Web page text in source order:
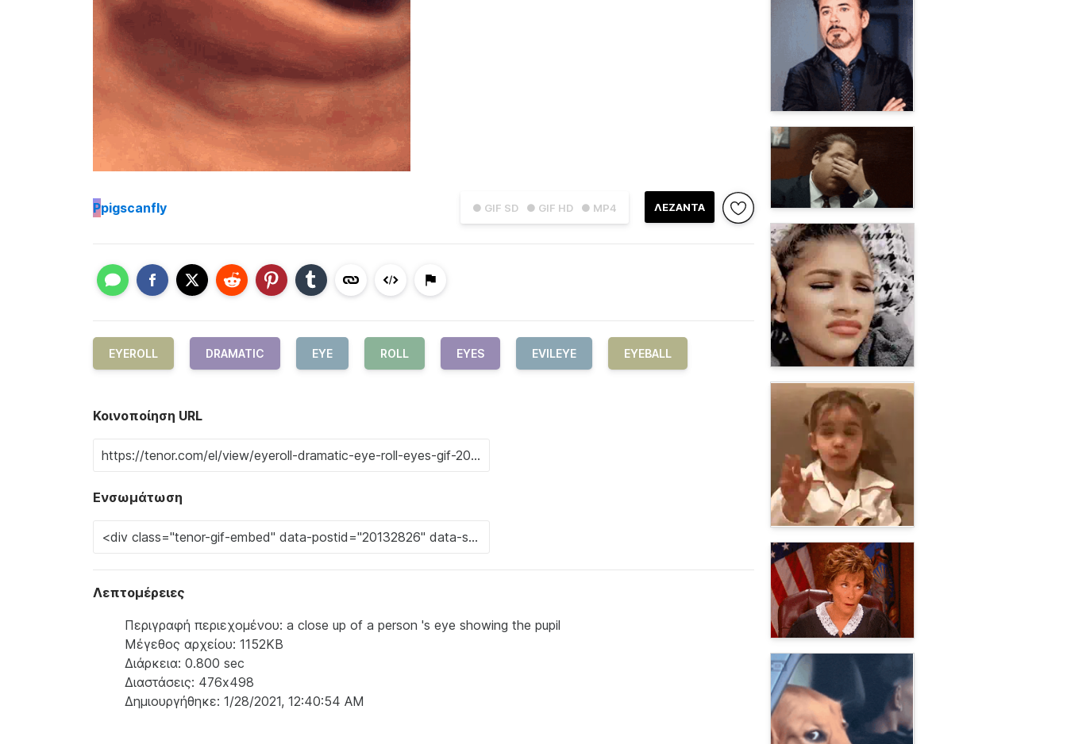
● GIF SD ● GIF HD ● MP4 ΛΕΖΑΝΤΑ
Ppigscanfly
EYEROLL DRAMATIC EYE ROLL EYES EVILEYE EYEBALL
Κοινοποίηση URL
Ενσωμάτωση
Λεπτομέρειες
Περιγραφή περιεχομένου: a close up of a person 's eye showing the pupil
Μέγεθος αρχείου: 1152KB
Διάρκεια: 0.800 sec
Διαστάσεις: 476x498
Δημιουργήθηκε: 1/28/2021, 12:40:54 AM